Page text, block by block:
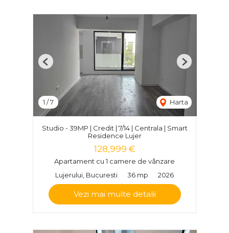
1 /7 Harta
Previous Next
Studio - 39MP | Credit | 7/14 | Centrala | Smart
Residence Lujer
128,999 €
Apartament cu 1 camere de vânzare
Lujerului, Bucuresti
36 mp 2026
Vezi mai multe detalii